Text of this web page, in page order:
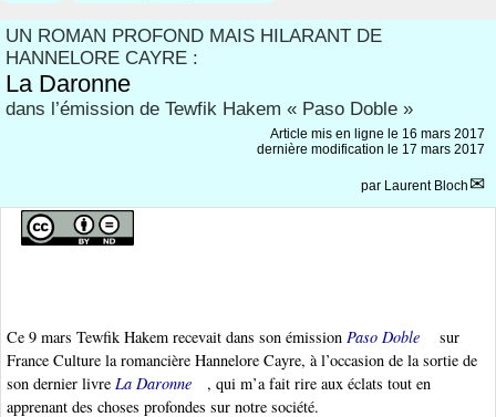
UN ROMAN PROFOND MAIS HILARANT DE
HANNELORE CAYRE :
La Daronne
dans l’émission de Tewfik Hakem « Paso Doble »
Article mis en ligne le 16 mars 2017
dernière modification le 17 mars 2017
par Laurent Bloch
Ce 9 mars Tewfik Hakem recevait dans son émission Paso Doble
sur
France Culture la romancière Hannelore Cayre, à l’occasion de la sortie de
son dernier livre La Daronne
, qui m’a fait rire aux éclats tout en
apprenant des choses profondes sur notre société.